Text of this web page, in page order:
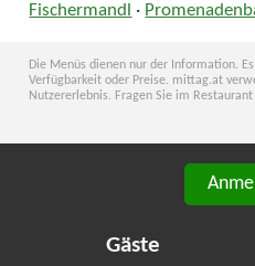
Fischermandl ·
Die Menüs dienen nur der Information.
Verfügbarkeit oder Preise. mittag.at
Nutzererlebnis. Fragen Sie im
Gäste